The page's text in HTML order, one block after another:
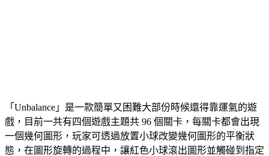
「Unbalance」是一款簡單又困難大部份時候還得靠運氣的遊
戲，目前一共有四個遊戲主題共 96 個關卡，每關卡都會出現
一個幾何圖形，玩家可透過放置小球改變幾何圖形的平衡狀
態，在圖形旋轉的過程中，讓紅色小球滾出圖形並觸碰到指定